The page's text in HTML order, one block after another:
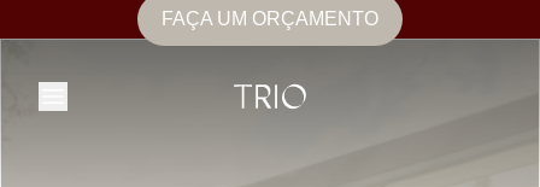
FAÇA UM ORÇAMENTO